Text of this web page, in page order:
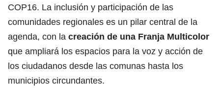
COP16. La inclusión y participación de las
comunidades regionales es un pilar central de la
agenda, con la creación de una Franja Multicolor
que ampliará los espacios para la voz y acción de
los ciudadanos desde las comunas hasta los
municipios circundantes.